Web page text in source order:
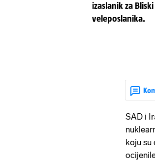
izaslanik za
veleposlanika.
SAD i
koju su